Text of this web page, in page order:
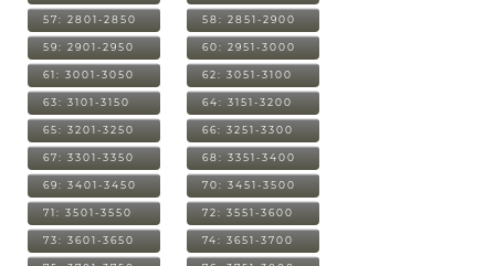
57: 2801-2850 58: 2851-2900
59: 2901-2950 60: 2951-3000
61: 3001-3050 62: 3051-3100
63: 3101-3150 64: 3151-3200
65: 3201-3250 66: 3251-3300
67: 3301-3350 68: 3351-3400
69: 3401-3450 70: 3451-3500
71: 3501-3550 72: 3551-3600
73: 3601-3650 74: 3651-3700